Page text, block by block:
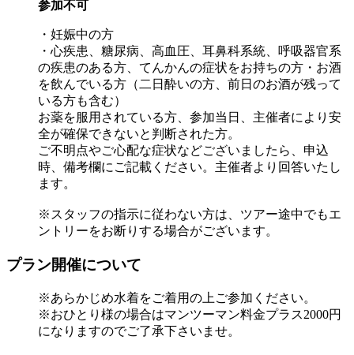
参加不可
・妊娠中の方
・心疾患、糖尿病、高血圧、耳鼻科系統、呼吸器官系
の疾患のある方、てんかんの症状をお持ちの方・お酒
を飲んでいる方（二日酔いの方、前日のお酒が残って
いる方も含む）
お薬を服用されている方、参加当日、主催者により安
全が確保できないと判断された方。
ご不明点やご心配な症状などございましたら、申込
時、備考欄にご記載ください。主催者より回答いたし
ます。
※スタッフの指示に従わない方は、ツアー途中でもエ
ントリーをお断りする場合がございます。
プラン開催について
※あらかじめ水着をご着用の上ご参加ください。
※おひとり様の場合はマンツーマン料金プラス2000円
になりますのでご了承下さいませ。